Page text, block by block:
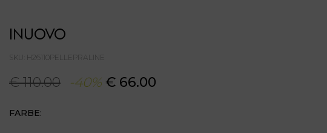
INUOVO
SKU: H26110PELLEPRALINE
€ 110.00 -40% € 66.00
FARBE: